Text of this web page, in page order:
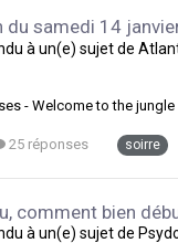
du samedi 14
à un(e) sujet de
- Welcome to the
25 réponses soirre
comment bien
à un(e) sujet de